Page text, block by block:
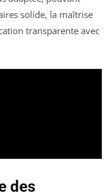
solide, la maîtrise
transparente avec
des